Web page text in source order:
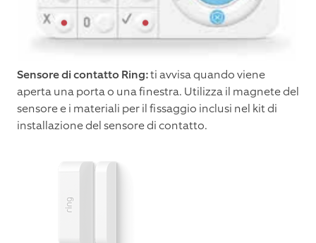
Sensore di contatto Ring:ti avvisa quando viene
aperta una porta o una finestra. Utilizza il magnete del
sensore e i materiali per il fissaggio inclusi nel kit di
installazione del sensore di contatto.